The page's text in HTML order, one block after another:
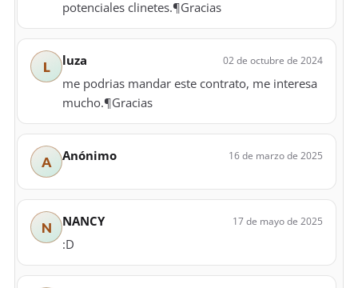
potenciales clinetes.¶Gracias
L luza 02 de octubre de 2024
me podrias mandar este contrato, me interesa
mucho.¶Gracias
A Anónimo 16 de marzo de 2025
N NANCY 17 de mayo de 2025
:D